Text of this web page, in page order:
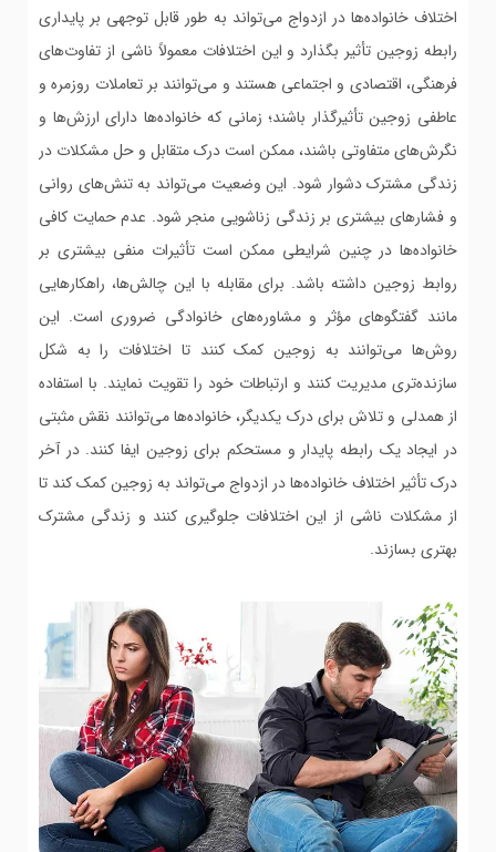
اختلاف خانواده‌ها در ازدواج می‌تواند به طور قابل توجهی بر پایداری
رابطه زوجین تأثیر بگذارد و این اختلافات معمولاً ناشی از تفاوت‌های
فرهنگی، اقتصادی و اجتماعی هستند و می‌توانند بر تعاملات روزمره و
عاطفی زوجین تأثیرگذار باشند؛ زمانی که خانواده‌ها دارای ارزش‌ها و
نگرش‌های متفاوتی باشند، ممکن است درک متقابل و حل مشکلات در
زندگی مشترک دشوار شود. این وضعیت می‌تواند به تنش‌های روانی
و فشارهای بیشتری بر زندگی زناشویی منجر شود. عدم حمایت کافی
خانواده‌ها در چنین شرایطی ممکن است تأثیرات منفی بیشتری بر
روابط زوجین داشته باشد. برای مقابله با این چالش‌ها، راهکارهایی
مانند گفتگوهای مؤثر و مشاوره‌های خانوادگی ضروری است. این
روش‌ها می‌توانند به زوجین کمک کنند تا اختلافات را به شکل
سازنده‌تری مدیریت کنند و ارتباطات خود را تقویت نمایند. با استفاده
از همدلی و تلاش برای درک یکدیگر، خانواده‌ها می‌توانند نقش مثبتی
در ایجاد یک رابطه پایدار و مستحکم برای زوجین ایفا کنند. در آخر
درک تأثیر اختلاف خانواده‌ها در ازدواج می‌تواند به زوجین کمک کند تا
از مشکلات ناشی از این اختلافات جلوگیری کنند و زندگی مشترک
بهتری بسازند.